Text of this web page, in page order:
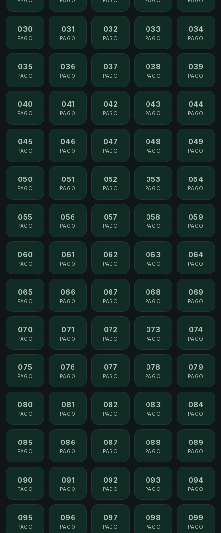
030
PAGO
031
PAGO
032
PAGO
033
PAGO
034
PAGO
035
PAGO
036
PAGO
037
PAGO
038
PAGO
039
PAGO
040
PAGO
041
PAGO
042
PAGO
043
PAGO
044
PAGO
045
PAGO
046
PAGO
047
PAGO
048
PAGO
049
PAGO
050
PAGO
051
PAGO
052
PAGO
053
PAGO
054
PAGO
055
PAGO
056
PAGO
057
PAGO
058
PAGO
059
PAGO
060
PAGO
061
PAGO
062
PAGO
063
PAGO
064
PAGO
065
PAGO
066
PAGO
067
PAGO
068
PAGO
069
PAGO
070
PAGO
071
PAGO
072
PAGO
073
PAGO
074
PAGO
075
PAGO
076
PAGO
077
PAGO
078
PAGO
079
PAGO
080
PAGO
081
PAGO
082
PAGO
083
PAGO
084
PAGO
085
PAGO
086
PAGO
087
PAGO
088
PAGO
089
PAGO
090
PAGO
091
PAGO
092
PAGO
093
PAGO
094
PAGO
095
PAGO
096
PAGO
097
PAGO
098
PAGO
099
PAGO